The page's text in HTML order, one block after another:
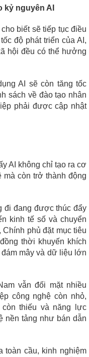
nguyên AI
biết sẽ tiếp tục điều
độ phát triển của AI,
hội đều có thể hưởng
AI sẽ còn tăng tốc
sách về đào tạo nhân
phải được cập nhật
AI không chỉ tạo ra cơ
mà còn trở thành động
đi đang được thúc đẩy
kinh tế số và chuyển
phủ đặt mục tiêu
thời khuyến khích
mây và dữ liệu lớn
vẫn đối mặt nhiều
công nghệ còn nhỏ,
thiếu và năng lực
nền tảng như bán dẫn
toàn cầu, kinh nghiệm